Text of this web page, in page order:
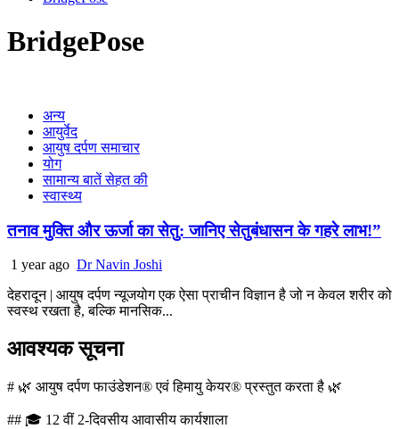
BridgePose
अन्य
आयुर्वेद
आयुष दर्पण समाचार
योग
सामान्य बातें सेहत की
स्वास्थ्य
तनाव मुक्ति और ऊर्जा का सेतु: जानिए सेतुबंधासन के गहरे लाभ!”
1 year ago Dr Navin Joshi
देहरादून | आयुष दर्पण न्यूजयोग एक ऐसा प्राचीन विज्ञान है जो न केवल शरीर को
स्वस्थ रखता है, बल्कि मानसिक...
आवश्यक सूचना
# 🌿 आयुष दर्पण फाउंडेशन® एवं हिमायु केयर® प्रस्तुत करता है 🌿
## 🎓 12 वीं 2-दिवसीय आवासीय कार्यशाला